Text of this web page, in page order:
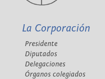
La Corporación
Presidente
Diputados
Delegaciones
Órganos colegiados